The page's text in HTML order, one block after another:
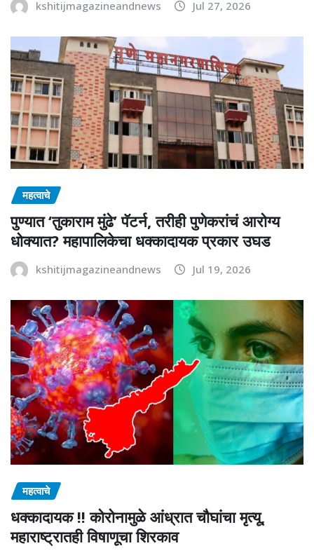
kshitijmagazineandnews Jul 27, 2026
महत्वाचे
पुण्यात ‘तुकाराम मुंढे’ पॅटर्न, तरीही पुणेकरांचं आरोग्य
धोक्यात? महापालिकेचा धक्कादायक प्रकार उघड
kshitijmagazineandnews Jul 19, 2026
महत्वाचे
धक्कादायक !! कोरोनामुळे आंध्रात चौघांचा मृत्यू,
महाराष्ट्रातही विषाणूचा शिरकाव